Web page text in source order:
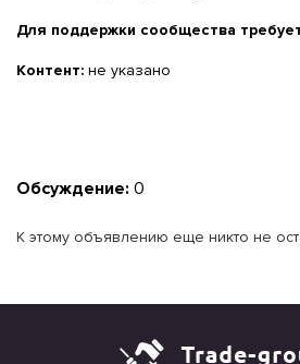
Для поддержки сообщества
Контент: не указано
Обсуждение: 0
К этому объявлению еще никто не